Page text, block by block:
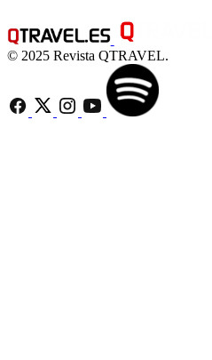
© 2025 Revista QTRAVEL.